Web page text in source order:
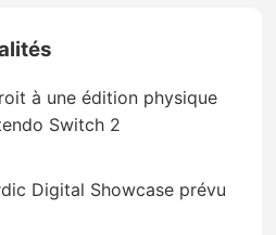
à une édition physique
Switch 2
Digital Showcase prévu